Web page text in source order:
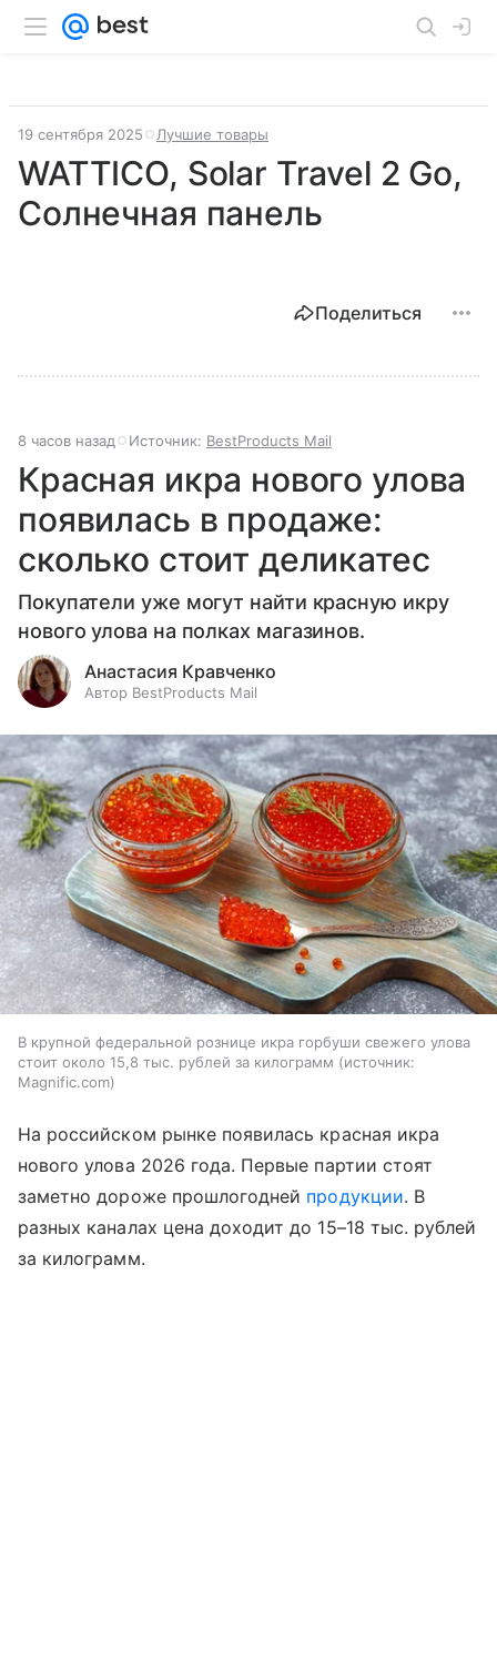
19 сентября 2025 Лучшие товары
WATTICO, Solar Travel 2 Go,
Солнечная панель
Поделиться
8 часов назад Источник: BestProducts Mail
Красная икра нового улова
появилась в продаже:
сколько стоит деликатес
Покупатели уже могут найти красную икру
нового улова на полках магазинов.
Анастасия Кравченко
Автор BestProducts Mail
В крупной федеральной рознице икра горбуши свежего улова
стоит около 15,8 тыс. рублей за килограмм
источник:
Magnific.com
На российском рынке появилась красная икра
нового улова 2026 года. Первые партии стоят
заметно дороже прошлогодней продукции. В
разных каналах цена доходит до 15–18 тыс. рублей
за килограмм.